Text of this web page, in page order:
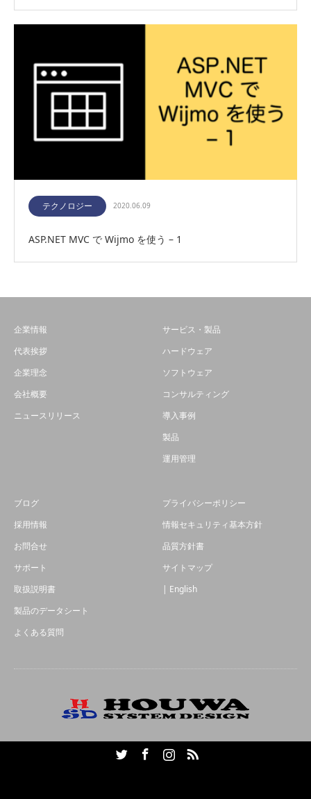
テクノロジー 2020.06.09
ASP.NET MVC で Wijmo を使う – 1
企業情報
代表挨拶
企業理念
会社概要
ニュースリリース
サービス・製品
ハードウェア
ソフトウェア
コンサルティング
導入事例
製品
運用管理
ブログ
採用情報
お問合せ
サポート
取扱説明書
製品のデータシート
よくある質問
プライバシーポリシー
情報セキュリティ基本方針
品質方針書
サイトマップ
| English
TwitterFacebookInstagramRSS